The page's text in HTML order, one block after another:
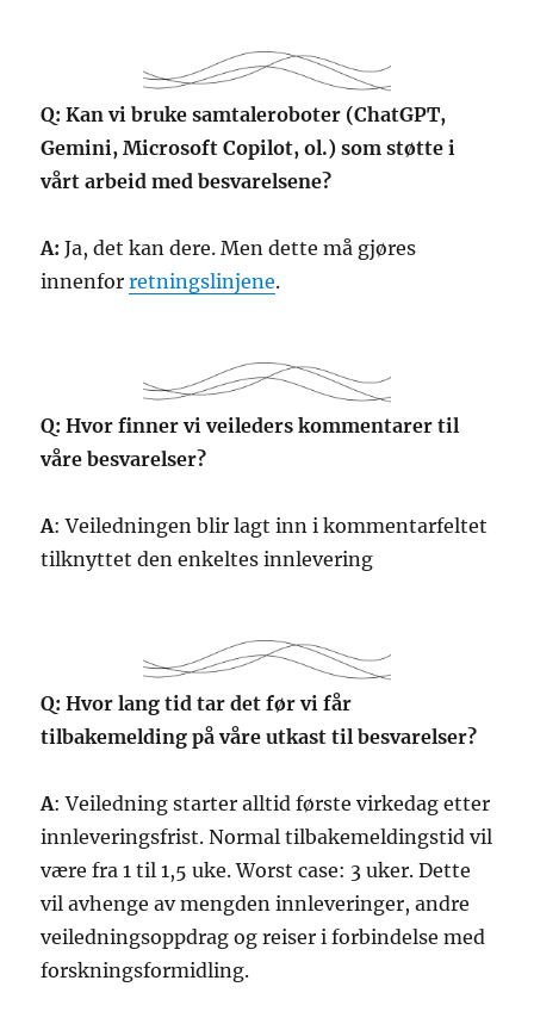
Q: Kan vi bruke samtaleroboter (ChatGPT,
Gemini, Microsoft Copilot, ol.) som støtte i
vårt arbeid med besvarelsene?
A: Ja, det kan dere. Men dette må gjøres
innenforretningslinjene.
Q: Hvor finner vi veileders kommentarer til
våre besvarelser?
A: Veiledningen blir lagt inn i kommentarfeltet
tilknyttet den enkeltes innlevering
Q: Hvor lang tid tar det før vi får
tilbakemelding på våre utkast til besvarelser?
A: Veiledning starter alltid første virkedag etter
innleveringsfrist. Normal tilbakemeldingstid vil
være fra 1 til 1,5 uke. Worst case: 3 uker. Dette
vil avhenge av mengden innleveringer, andre
veiledningsoppdrag og reiser i forbindelse med
forskningsformidling.